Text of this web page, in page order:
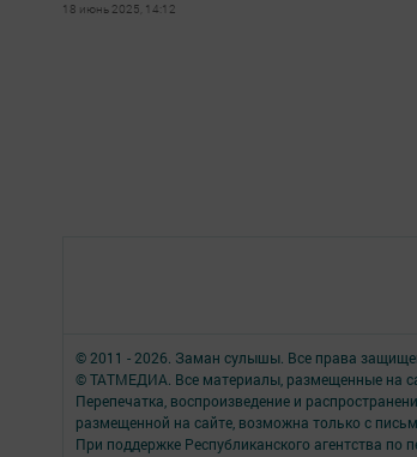
18 июнь 2025, 14:12
© 2011 - 2026. Заман сулышы. Все права
© ТАТМЕДИА. Все материалы, размещенные на
Перепечатка, воспроизведение и
размещенной на сайте, возможна только с
При поддержке Республиканского агентства